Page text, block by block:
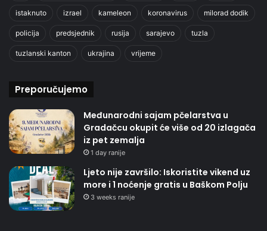
istaknuto izrael kameleon koronavirus milorad dodik
policija predsjednik rusija sarajevo tuzla
tuzlanski kanton ukrajina vrijeme
Preporučujemo
Međunarodni sajam pčelarstva u
Gradačcu okupit će više od 20 izlagača
iz pet zemalja
1 day ranije
Ljeto nije završilo: Iskoristite vikend uz
more i 1 noćenje gratis u Baškom Polju
3 weeks ranije